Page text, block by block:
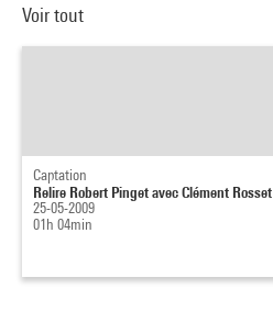
Voir tout
Captation
Relire Robert Pinget avec Clément Rosset
25-05-2009
01h 04min